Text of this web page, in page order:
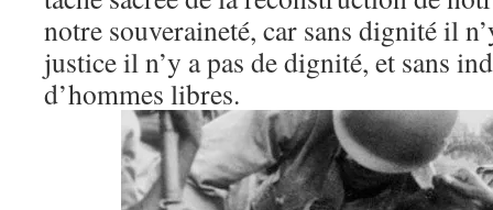
notre souveraineté, car sans dignité il
justice il n’y a pas de dignité, et sans
d’hommes libres.